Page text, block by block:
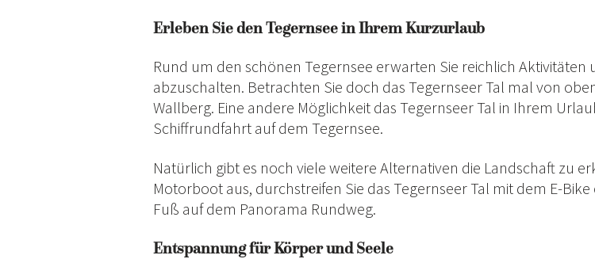
Erleben Sie den Tegernsee in Ihrem Kurzurlaub
Rund um den schönen Tegernsee erwarten Sie reichlich
abzuschalten. Betrachten Sie doch das Tegernseer Tal mal von
Wallberg. Eine andere Möglichkeit das Tegernseer Tal in Ihrem
Schiffrundfahrt auf dem Tegernsee.
Natürlich gibt es noch viele weitere Alternativen die Landschaft zu
Motorboot aus, durchstreifen Sie das Tegernseer Tal mit dem E-
Fuß auf dem Panorama Rundweg.
Entspannung für Körper und Seele